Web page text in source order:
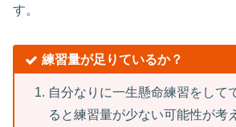
す。
練習量が足りているか？
自分なりに一生懸命練習をして
ると練習量が少ない可能性が考